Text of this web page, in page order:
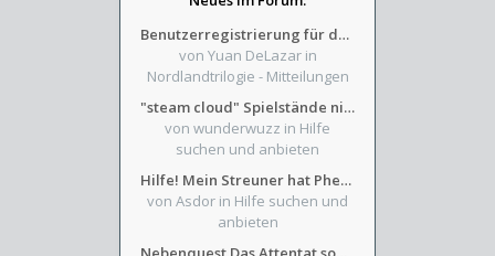
Benutzerregistrierung für das SchickHD-/SchweifHD-Forum gesperrt
von Yuan DeLazar in
Nordlandtrilogie - Mitteilungen
"steam cloud" Spielstände nicht verfügbar
von wunderwuzz in Hilfe
suchen und anbieten
Hilfe! Mein Streuner hat Phexens Gunst verloren...
von Asdor in Hilfe suchen und
anbieten